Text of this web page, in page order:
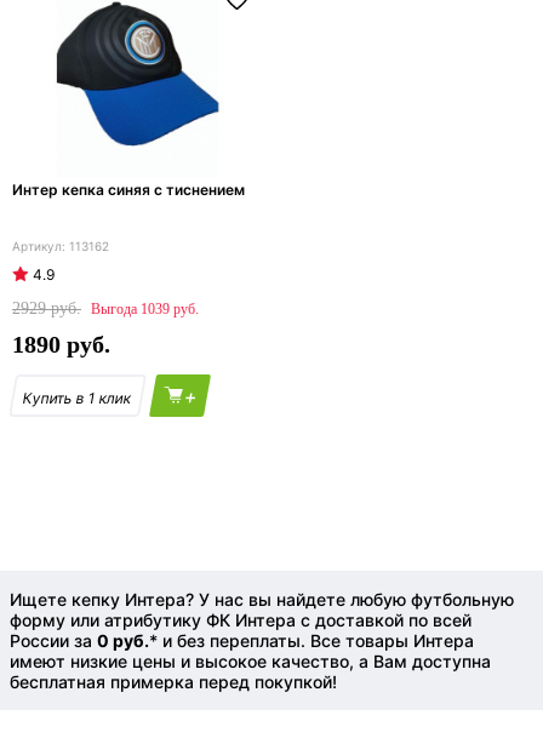
Интер кепка синяя с тиснением
113162
4.9
2929
1039
1890
+
Ищете кепку Интера? У нас вы найдете любую футбольную
форму или атрибутику ФК Интера с доставкой по всей
России за 0 руб.* и без переплаты. Все товары Интера
имеют низкие цены и высокое качество, а Вам доступна
бесплатная примерка перед покупкой!